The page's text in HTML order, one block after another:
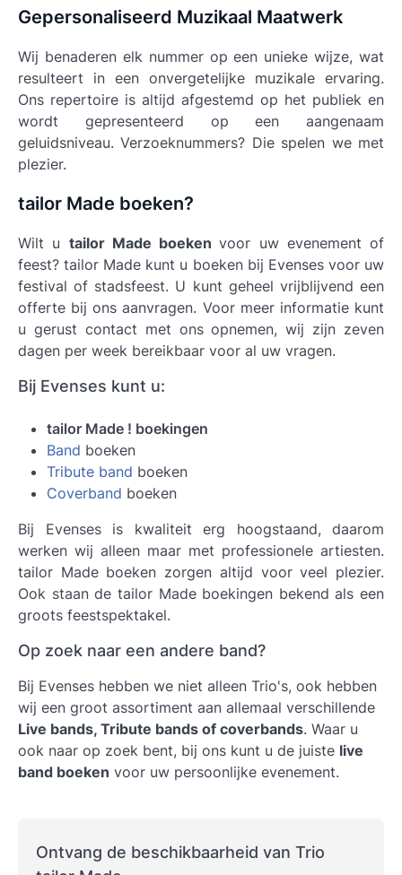
Gepersonaliseerd Muzikaal Maatwerk
Wij benaderen elk nummer op een unieke wijze, wat
resulteert in een onvergetelijke muzikale ervaring.
Ons repertoire is altijd afgestemd op het publiek en
wordt gepresenteerd op een aangenaam
geluidsniveau. Verzoeknummers? Die spelen we met
plezier.
tailor Made boeken?
Wilt u tailor Made boekenvoor uw evenement of
feest? tailor Made kunt u boeken bij Evenses voor uw
festival of stadsfeest. U kunt geheel vrijblijvend een
offerte bij ons aanvragen. Voor meer informatie kunt
u gerust contact met ons opnemen, wij zijn zeven
dagen per week bereikbaar voor al uw vragen.
Bij Evenses kunt u:
tailor Made ! boekingen
Band boeken
Tribute band boeken
Coverband boeken
Bij Evenses is kwaliteit erg hoogstaand, daarom
werken wij alleen maar met professionele artiesten.
tailor Made boeken zorgen altijd voor veel plezier.
Ook staan de tailor Made boekingen bekend als een
groots feestspektakel.
Op zoek naar een andere band?
Bij Evenses hebben we niet alleen Trio's, ook hebben
wij een groot assortiment aan allemaal verschillende
Live bands, Tribute bands of coverbands. Waar u
ook naar op zoek bent, bij ons kunt u de juiste live
band boeken voor uw persoonlijke evenement.
Ontvang de beschikbaarheid van Trio